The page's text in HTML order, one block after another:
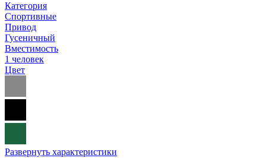
Категория
Спортивные
Привод
Гусеничный
Вместимость
1 человек
Цвет
Развернуть характеристики